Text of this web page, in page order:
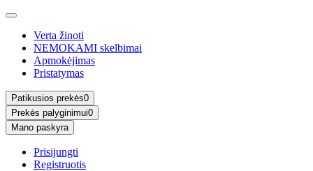
Verta žinoti
NEMOKAMI skelbimai
Apmokėjimas
Pristatymas
Patikusios prekės0
Prekės palyginimui0
Mano paskyra
Prisijungti
Registruotis